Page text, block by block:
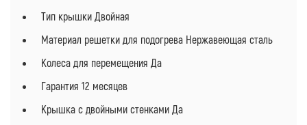
Тип крышки Двойная
Материал решетки для подогрева Нержавеющая сталь
Колеса для перемещения Да
Гарантия 12 месяцев
Крышка с двойными стенками Да